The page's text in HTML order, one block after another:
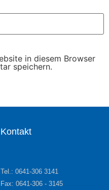
in diesem Browser
speichern.
Kontakt
Tel.: 0641-306 3141
Fax: 0641-306 - 3145